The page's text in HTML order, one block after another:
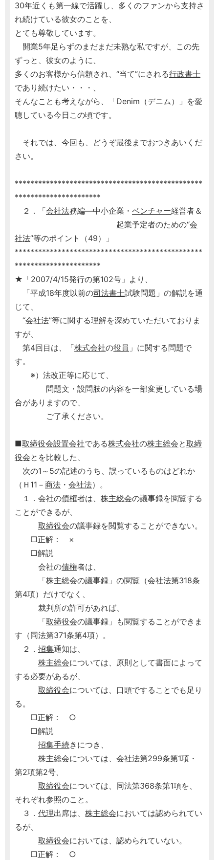
30年近くも第一線で活躍し、多くのファンから支持さ
れ続けている彼女のことを、
とても尊敬しています。
開業5年足らずのまだまだ未熟な私ですが、この先
ずっと、彼女のように、
多くのお客様から信頼され、“当て”にされる行政書士
であり続けたい・・・、
そんなことも考えながら、「Denim（デニム）」を愛
聴している今日この頃です。
それでは、今回も、どうぞ最後までおつきあいくだ
さい。
************************************************
**********************
２．「会社法務編―中小企業・ ベンチャー経営者＆
起業予定者のための“会
社法”等のポイント（49）」
************************************************
**********************
★「2007/4/15発行の第102号」より、
「平成18年度以前の司法書士試験問題」の解説を通
じて、
“会社法”等に関する理解を深めていただいておりま
すが、
第4回目は、「株式会社の役員 」に関する問題で
す。
※）法改正等に応じて、
問題文・設問肢の内容を一部変更している場
合がありますので、
ご了承ください。
■取締役会設置会社である株式会社の株主総会と取締
役会とを比較した、
次の1～5の記述のうち、誤っているものはどれか
（Ｈ11－ 商法 ・ 会社法）。
１．会社の債権者は、 株主総会の議事録を閲覧する
ことができるが、
取締役会の議事録を閲覧することができない。
□正解： ×
□解説
会社の債権者は、
「株主総会の議事録」の閲覧（会社法第318条
第4項）だけでなく、
裁判所の許可があれば、
「取締役会の議事録」も閲覧することができま
す（同法第371条第4項）。
２． 招集通知は、
株主総会については、原則として書面によって
する必要があるが、
取締役会については、口頭ですることでも足り
る。
□正解： ○
□解説
招集手続きにつき、
株主総会については、 会社法第299条第1項・
第2項第2号、
取締役会については、同法第368条第1項を、
それぞれ参照のこと。
３． 代理出席は、 株主総会においては認められてい
るが、
取締役会においては、認められていない。
□正解： ○